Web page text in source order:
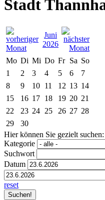
Stadt
Juni
2026
Mo Di Mi Do Fr Sa So
1
2 3 4 5 6
7
8
9 10 11 12 13 14
15
16 17 18 19 20 21
22
23 24 25 26 27 28
29
30
Hier können Sie gezielt suchen:
Kategorie
Suchwort
Datum
reset